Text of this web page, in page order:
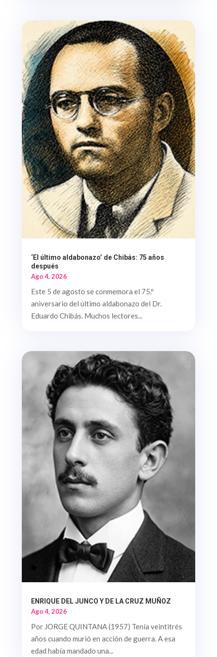
‘El último aldabonazo’ de Chibás: 75 años
después
Ago 4, 2026
Este 5 de agosto se conmemora el 75.º
aniversario del último aldabonazo del Dr.
Eduardo Chibás. Muchos lectores...
ENRIQUE DEL JUNCO Y DE LA CRUZ MUÑOZ
Ago 4, 2026
Por JORGE QUINTANA (1957) Tenía veintitrés
años cuando murió en acción de guerra. A esa
edad había mandado una...